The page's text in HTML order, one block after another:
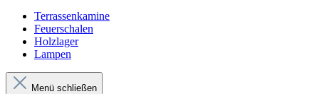
Terrassenkamine
Feuerschalen
Holzlager
Lampen
Menü schließen